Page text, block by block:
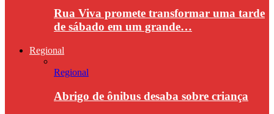
Rua Viva promete transformar uma tarde
de sábado em um grande…
Regional
Regional
Abrigo de ônibus desaba sobre criança